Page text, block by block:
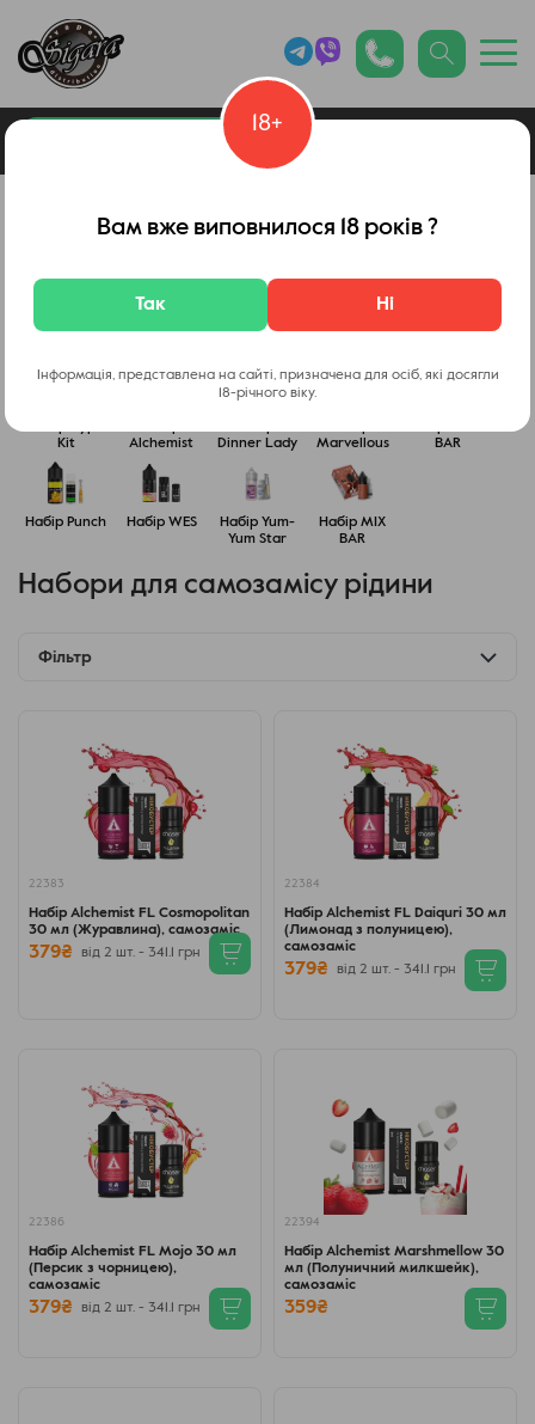
Каталог товарів
Набір ULIQ
Набори
Набір
Набір Lucky
Набір In
Kit
Alchemist
Dinner Lady
Marvellous
BAR
Набір Punch Набір WES
Набір Yum-
Yum Star
Набір MIX
BAR
Набори для самозамісу рідини
Фільтр
22383
Набір Alchemist FL Cosmopolitan
30 мл (Журавлина), самозаміс
379₴ від 2 шт. - 341.1 грн
22384
Набір Alchemist FL Daiquri 30 мл
(Лимонад з полуницею),
самозаміс
379₴ від 2 шт. - 341.1 грн
22386
Набір Alchemist FL Mojo 30 мл
(Персик з чорницею),
самозаміс
379₴ від 2 шт. - 341.1 грн
22394
Набір Alchemist Marshmellow 30
мл (Полуничний милкшейк),
самозаміс
359₴
18+
Вам вже виповнилося 18 років ?
Так Ні
Інформація, представлена на сайті, призначена для осіб, які досягли
18-річного віку.